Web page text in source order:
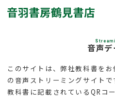
音声デ
このサイトは、弊社教科書を
の音声ストリーミングサイトで
教科書に記載されているQRコ